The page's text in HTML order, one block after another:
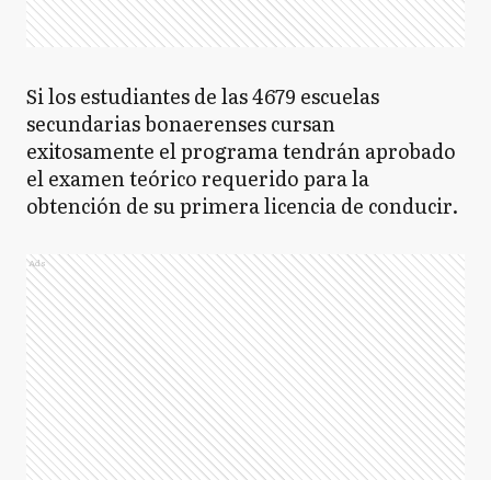
Si los estudiantes de las 4679 escuelas
secundarias bonaerenses cursan
exitosamente el programa tendrán aprobado
el examen teórico requerido para la
obtención de su primera licencia de conducir.
Ads